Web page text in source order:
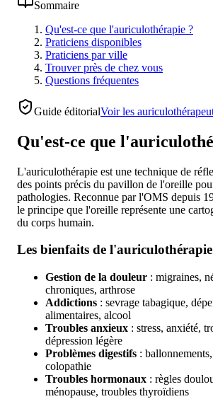
Sommaire
Qu'est-ce que l'auriculothérapie ?
Praticiens disponibles
Praticiens par ville
Trouver près de chez vous
Questions fréquentes
Guide éditorialVoir les
Qu'est-ce que
L'auriculothérapie est une technique de
des points précis du pavillon de l'oreille
pathologies. Reconnue par l'OMS depuis
le principe que l'oreille représente une
du corps humain.
Les bienfaits de l'auriculothérapie
Gestion de la douleur : migraines,
chroniques, arthrose
Addictions : sevrage tabagique,
alimentaires, alcool
Troubles anxieux : stress, anxiété,
dépression légère
Problèmes digestifs :
colopathie
Troubles hormonaux : règles
ménopause, troubles thyroïdiens